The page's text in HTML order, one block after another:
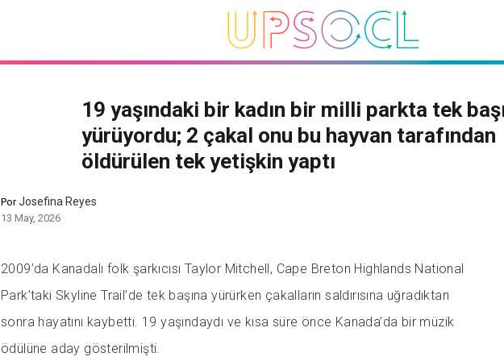
19 yaşındaki bir kadın bir milli parkta tek
yürüyordu; 2 çakal onu bu hayvan tarafından
öldürülen tek yetişkin yaptı
PorJosefina Reyes
13 May, 2026
2009’da Kanadalı folk şarkıcısı Taylor Mitchell, Cape Breton Highlands National
Park’taki Skyline Trail’de tek başına yürürken çakalların saldırısına uğradıktan
sonra hayatını kaybetti. 19 yaşındaydı ve kısa süre önce Kanada’da bir müzik
ödülüne aday gösterilmişti.